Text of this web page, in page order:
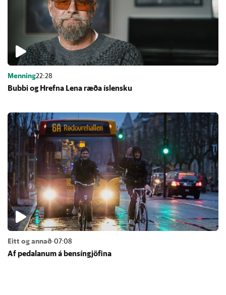
Menning22:28
Bubbi og Hrefna Lena ræða ís­lensku
Eitt og annað·07:08
Af pedal­an­um á bens­ín­gjöf­ina